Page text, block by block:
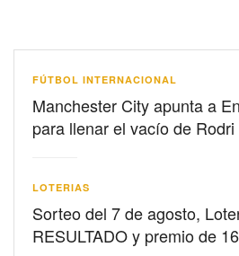
FÚTBOL INTERNACIONAL
Manchester City apunta a
para llenar el vacío de Rodri
LOTERIAS
Sorteo del 7 de agosto,
RESULTADO y premio de